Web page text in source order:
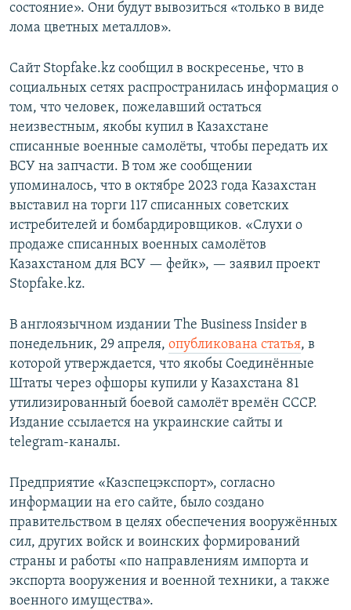
состояние». Они будут вывозиться «только в виде
лома цветных металлов».
Сайт Stopfake.kz сообщил в воскресенье, что в
социальных сетях распространилась информация о
том, что человек, пожелавший остаться
неизвестным, якобы купил в Казахстане
списанные военные самолёты, чтобы передать их
ВСУ на запчасти. В том же сообщении
упоминалось, что в октябре 2023 года Казахстан
выставил на торги 117 списанных советских
истребителей и бомбардировщиков. «Слухи о
продаже списанных военных самолётов
Казахстаном для ВСУ — фейк», — заявил проект
Stopfake.kz.
В англоязычном издании The Business Insider в
понедельник, 29 апреля, опубликована статья, в
которой утверждается, что якобы Соединённые
Штаты через офшоры купили у Казахстана 81
утилизированный боевой самолёт времён СССР.
Издание ссылается на украинские сайты и
telegram-каналы.
Предприятие «Казспецэкспорт», согласно
информации на его сайте, было создано
правительством в целях обеспечения вооружённых
сил, других войск и воинских формирований
страны и работы «по направлениям импорта и
экспорта вооружения и военной техники, а также
военного имущества».